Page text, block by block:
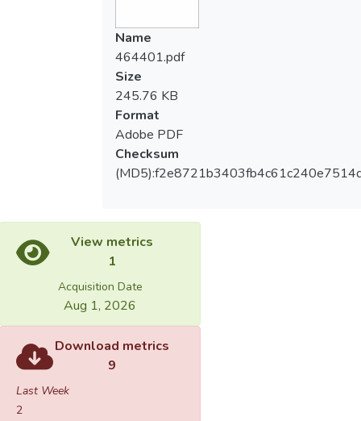
Name
464401.pdf
Size
245.76 KB
Format
Adobe PDF
Checksum
View metrics
1
Acquisition Date
Aug 1, 2026
Download metrics
9
Last Week
2